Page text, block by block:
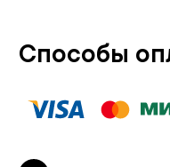
Способы